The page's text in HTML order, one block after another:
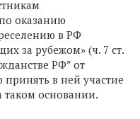
оказанию
в РФ
за рубежом» (ч. 7 ст.
РФ” от
в ней участие
основании.